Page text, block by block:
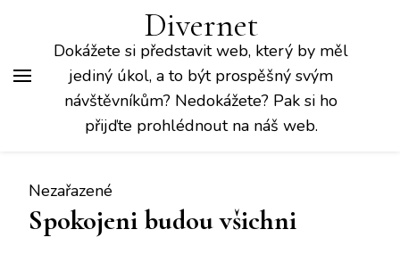
Divernet
Dokážete si představit web, který by měl
jediný úkol, a to být prospěšný svým
návštěvníkům? Nedokážete? Pak si ho
přijďte prohlédnout na náš web.
Nezařazené
Spokojeni budou všichni